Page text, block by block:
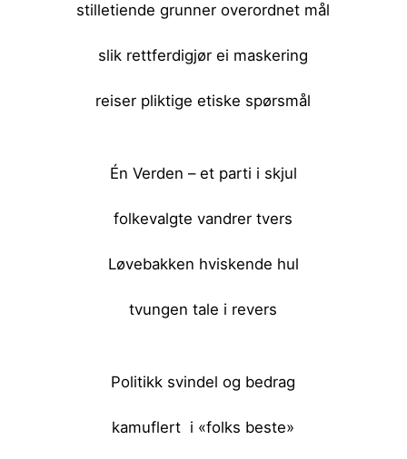
stilletiende grunner overordnet mål
slik rettferdigjør ei maskering
reiser pliktige etiske spørsmål
Én Verden – et parti i skjul
folkevalgte vandrer tvers
Løvebakken hviskende hul
tvungen tale i revers
Politikk svindel og bedrag
kamuflert i «folks beste»